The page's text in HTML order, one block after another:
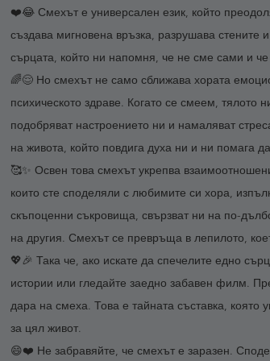
❤️😂 Смехът е универсален език, който
създава мигновена връзка, разрушава стените
сърцата, който ни напомня, че не сме сами и
🌈😌 Но смехът не само сближава хората
психическото здраве. Когато се смеем,
подобряват настроението ни и намаляват
на живота, който повдига духа ни и ни помага
🥰✨ Освен това смехът укрепва
които сте споделяли с любимите си хора,
скъпоценни съкровища, свързват ни на по-
на другия. Смехът се превръща в лепилото,
💖🎉 Така че, ако искате да спечелите едно
истории или гледайте заедно забавен филм.
дара на смеха. Това е тайната съставка, която
за цял живот.
😄❤️ Не забравяйте, че смехът е заразен.